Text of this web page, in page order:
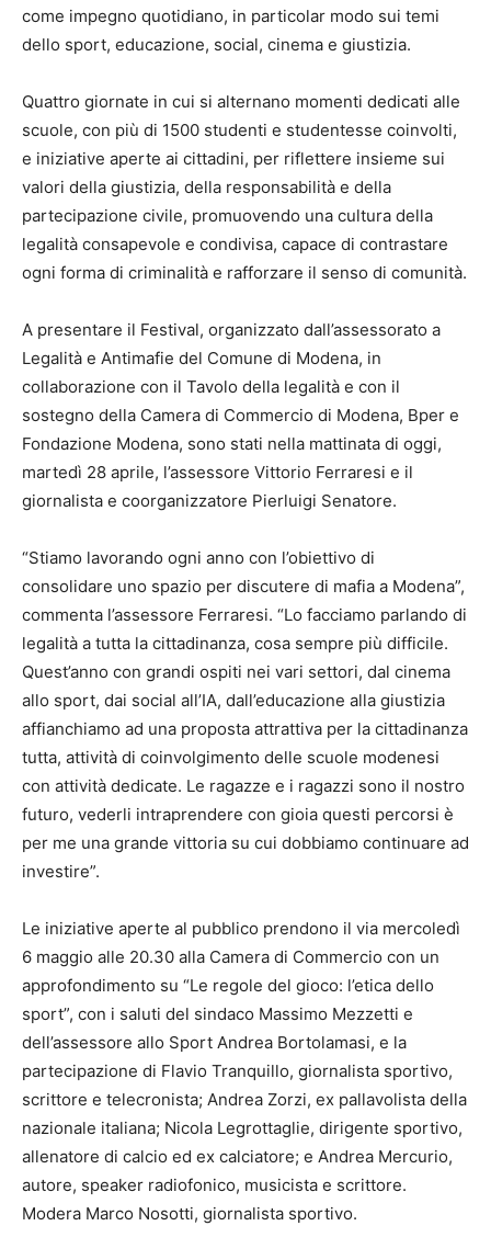
come impegno quotidiano, in particolar modo sui temi
dello sport, educazione, social, cinema e giustizia.
Quattro giornate in cui si alternano momenti dedicati alle
scuole, con più di 1500 studenti e studentesse coinvolti,
e iniziative aperte ai cittadini, per riflettere insieme sui
valori della giustizia, della responsabilità e della
partecipazione civile, promuovendo una cultura della
legalità consapevole e condivisa, capace di contrastare
ogni forma di criminalità e rafforzare il senso di comunità.
A presentare il Festival, organizzato dall’assessorato a
Legalità e Antimafie del Comune di Modena, in
collaborazione con il Tavolo della legalità e con il
sostegno della Camera di Commercio di Modena, Bper e
Fondazione Modena, sono stati nella mattinata di oggi,
martedì 28 aprile, l’assessore Vittorio Ferraresi e il
giornalista e coorganizzatore Pierluigi Senatore.
“Stiamo lavorando ogni anno con l’obiettivo di
consolidare uno spazio per discutere di mafia a Modena”,
commenta l’assessore Ferraresi. “Lo facciamo parlando di
legalità a tutta la cittadinanza, cosa sempre più difficile.
Quest’anno con grandi ospiti nei vari settori, dal cinema
allo sport, dai social all’IA, dall’educazione alla giustizia
affianchiamo ad una proposta attrattiva per la cittadinanza
tutta, attività di coinvolgimento delle scuole modenesi
con attività dedicate. Le ragazze e i ragazzi sono il nostro
futuro, vederli intraprendere con gioia questi percorsi è
per me una grande vittoria su cui dobbiamo continuare ad
investire”.
Le iniziative aperte al pubblico prendono il via mercoledì
6 maggio alle 20.30 alla Camera di Commercio con un
approfondimento su “Le regole del gioco: l’etica dello
sport”, con i saluti del sindaco Massimo Mezzetti e
dell’assessore allo Sport Andrea Bortolamasi, e la
partecipazione di Flavio Tranquillo, giornalista sportivo,
scrittore e telecronista; Andrea Zorzi, ex pallavolista della
nazionale italiana; Nicola Legrottaglie, dirigente sportivo,
allenatore di calcio ed ex calciatore; e Andrea Mercurio,
autore, speaker radiofonico, musicista e scrittore.
Modera Marco Nosotti, giornalista sportivo.